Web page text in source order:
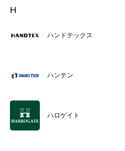
H
ハンドテックス
ハンテン
ハロゲイト